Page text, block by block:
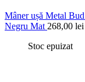
Mâner ușă Metal
Negru Mat 268,00 lei
Stoc epuizat